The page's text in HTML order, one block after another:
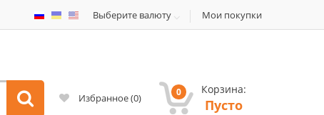
Выберите валюту Мои покупки
Избранное(0) 0 Корзина:
Пусто